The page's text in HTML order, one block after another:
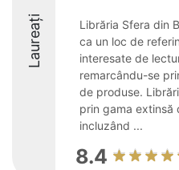
Laureați
Librăria Sfera din
ca un loc de
interesate de
remarcându-se
de produse.
prin gama extinsă
incluzând ...
8.4